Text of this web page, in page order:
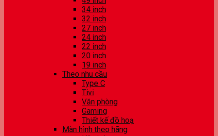
34 inch
32 inch
27 inch
24 inch
22 inch
20 inch
19 inch
Theo nhu cầu
Type C
Tivi
Văn phòng
Gaming
Thiết kế đồ hoạ
Màn hình theo hãng